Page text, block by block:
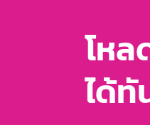
โห
ได้ทั